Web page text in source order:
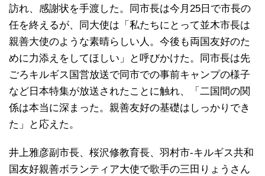
訪れ、感謝状を手渡した。同市長は今月25日で市長の
任を終えるが、同大使は「私たちにとって並木市長は
親善大使のような素晴らしい人。今後も両国友好のた
めに力添えをしてほしい」と呼びかけた。同市長は先
ごろキルギス国営放送で同市での事前キャンプの様子
など日本特集が放送されたことに触れ、「二国間の関
係は本当に深まった。親善友好の基礎はしっかりでき
た」と応えた。
井上雅彦副市長、桜沢修教育長、羽村市‐キルギス共和
国友好親善ボランティア大使で歌手の三田りょうさん